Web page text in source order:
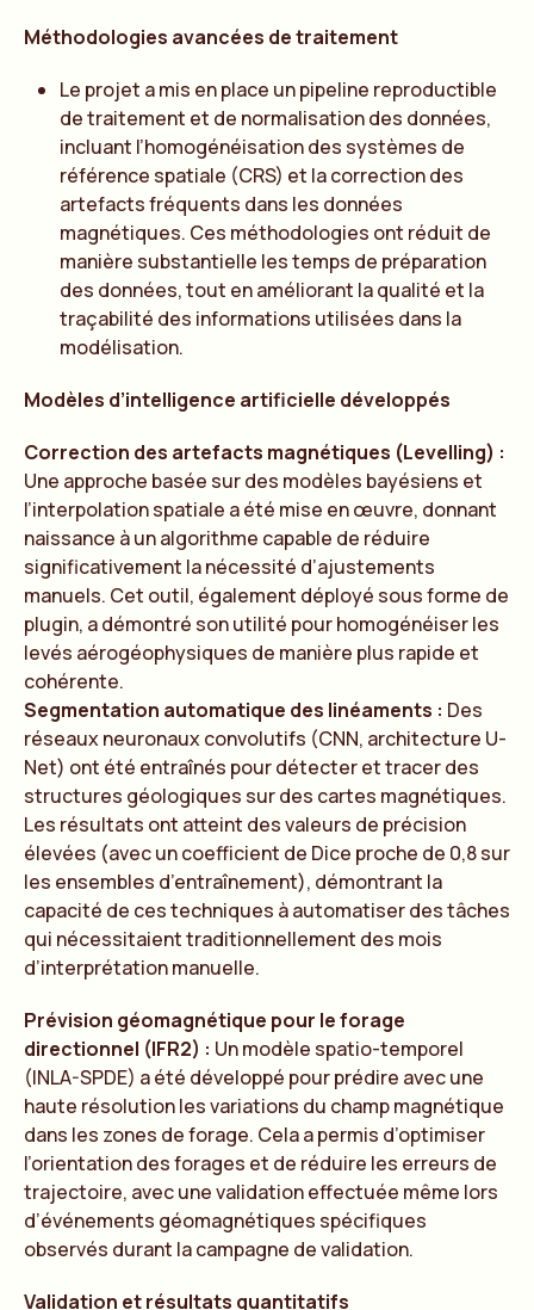
Méthodologies avancées de traitement
Le projet a mis en place un pipeline reproductible
de traitement et de normalisation des données,
incluant l’homogénéisation des systèmes de
référence spatiale (CRS) et la correction des
artefacts fréquents dans les données
magnétiques. Ces méthodologies ont réduit de
manière substantielle les temps de préparation
des données, tout en améliorant la qualité et la
traçabilité des informations utilisées dans la
modélisation.
Modèles d’intelligence artificielle développés
Correction des artefacts magnétiques (Levelling) :
Une approche basée sur des modèles bayésiens et
l’interpolation spatiale a été mise en œuvre, donnant
naissance à un algorithme capable de réduire
significativement la nécessité d’ajustements
manuels. Cet outil, également déployé sous forme de
plugin, a démontré son utilité pour homogénéiser les
levés aérogéophysiques de manière plus rapide et
cohérente.
Segmentation automatique des linéaments : Des
réseaux neuronaux convolutifs (CNN, architecture U-
Net) ont été entraînés pour détecter et tracer des
structures géologiques sur des cartes magnétiques.
Les résultats ont atteint des valeurs de précision
élevées (avec un coefficient de Dice proche de 0,8 sur
les ensembles d’entraînement), démontrant la
capacité de ces techniques à automatiser des tâches
qui nécessitaient traditionnellement des mois
d’interprétation manuelle.
Prévision géomagnétique pour le forage
directionnel (IFR2) : Un modèle spatio-temporel
(INLA-SPDE) a été développé pour prédire avec une
haute résolution les variations du champ magnétique
dans les zones de forage. Cela a permis d’optimiser
l’orientation des forages et de réduire les erreurs de
trajectoire, avec une validation effectuée même lors
d’événements géomagnétiques spécifiques
observés durant la campagne de validation.
Validation et résultats quantitatifs